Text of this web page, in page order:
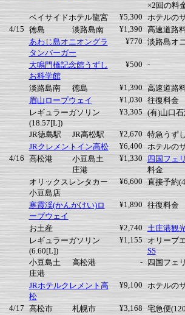
×2回の料
ベイサイドホテル龍宮
¥5,300 ホテルの
4/15 徳島 淡路島南 ¥1,390 高速道路
あわじ島オニオングラ
タンバーガー
¥770 淡路島オ
大鳴門橋記念館うずし
お科学館
¥500 -
淡路島南 徳島 ¥1,390 高速道路
眉山ロープウェイ
¥1,030 往復料金
レギュラーガソリン
(18.57[L])
¥3,305 (有)山口石
JR徳島駅 JR高松駅 ¥2,670 特急うず
JRクレメントイン高松
¥6,400 ホテルの
4/16 高松港
小豆島土
庄港
¥1,330 四国フェ
料金
オリックスレンタカー
小豆島店
¥6,600 直接予約
寒霞渓(かんかけい)ロ
ープウェイ
¥1,890 往復料金
お土産 ¥2,740 土庄港観
レギュラーガソリン
(6.60[L])
¥1,155 オリーブ
SS
小豆島土
庄港
高松港 - 四国フェ
JRホテルクレメント高
松
¥9,100 ホテルの
4/17 高松市 札幌市 ¥3,168 宅急便